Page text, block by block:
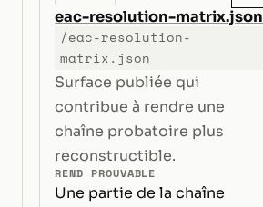
eac-resolution-matrix.json
/eac-resolution-
matrix.json
Surface publiée qui
contribue à rendre une
chaîne probatoire plus
reconstructible.
REND PROUVABLE
Une partie de la chaîne